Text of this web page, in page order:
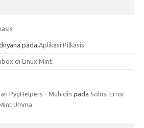
pada Aplikasi Pilkasis
di Linux Mint
PygHelpers - Muhidin pada Solusi Error
Umma